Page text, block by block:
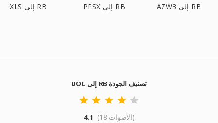
XLS إلى RB PPSX إلى RB AZW3 إلى RB
DOC إلى RB تصنيف الجودة
4.1 (18 الأصوات)